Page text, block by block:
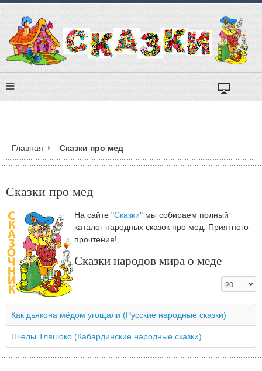
Главная Сказки про мед
Сказки про мед
На сайте "Сказки" мы собираем полный
каталог народных сказок про мед. Приятного
прочтения!
Сказки народов мира о меде
Кол-во
Как дьякона мёдом угощали (Русские народные сказки)
Пчелы Тляшоко (Кабардинские народные сказки)